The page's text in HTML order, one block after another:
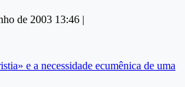
de 2003 13:46 |
e a necessidade ecumênica de uma